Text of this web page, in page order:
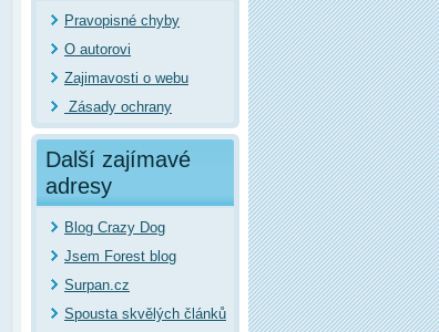
Pravopisné chyby
O autorovi
Zajimavosti o webu
Zásady ochrany
Další zajímavé
adresy
Blog Crazy Dog
Jsem Forest blog
Surpan.cz
Spousta skvělých článků